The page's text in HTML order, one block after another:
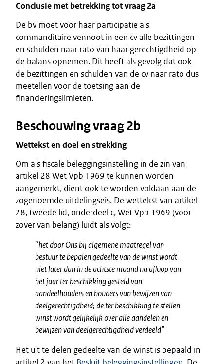
Conclusie met betrekking tot vraag 2a
De bv moet voor haar participatie als
commanditaire vennoot in een cv alle bezittingen
en schulden naar rato van haar gerechtigdheid op
de balans opnemen. Dit heeft als gevolg dat ook
de bezittingen en schulden van de cv naar rato dus
meetellen voor de toetsing aan de
financieringslimieten.
Beschouwing vraag 2b
Wettekst en doel en strekking
Om als fiscale beleggingsinstelling in de zin van
artikel 28 Wet Vpb 1969 te kunnen worden
aangemerkt, dient ook te worden voldaan aan de
zogenoemde uitdelingseis. De wettekst van artikel
28, tweede lid, onderdeel c, Wet Vpb 1969 (voor
zover van belang) luidt als volgt:
“het door Ons bij algemene maatregel van
bestuur te bepalen gedeelte van de winst wordt
niet later dan in de achtste maand na afloop van
het jaar ter beschikking gesteld van
aandeelhouders en houders van bewijzen van
deelgerechtigdheid; de ter beschikking te stellen
winst wordt gelijkelijk over alle aandelen en
bewijzen van deelgerechtigdheid verdeeld”
Het uit te delen gedeelte van de winst is bepaald in